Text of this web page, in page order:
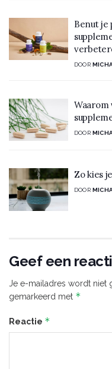
Benut je
DOOR
Waarom
DOOR
Zo kies
DOOR
Geef een
Je e-mailadres wordt niet
gemarkeerd met *
Reactie *